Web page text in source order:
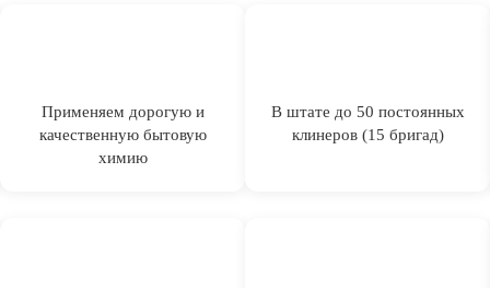
Применяем дорогую и
качественную бытовую
химию
В штате до 50 постоянных
клинеров (15 бригад)